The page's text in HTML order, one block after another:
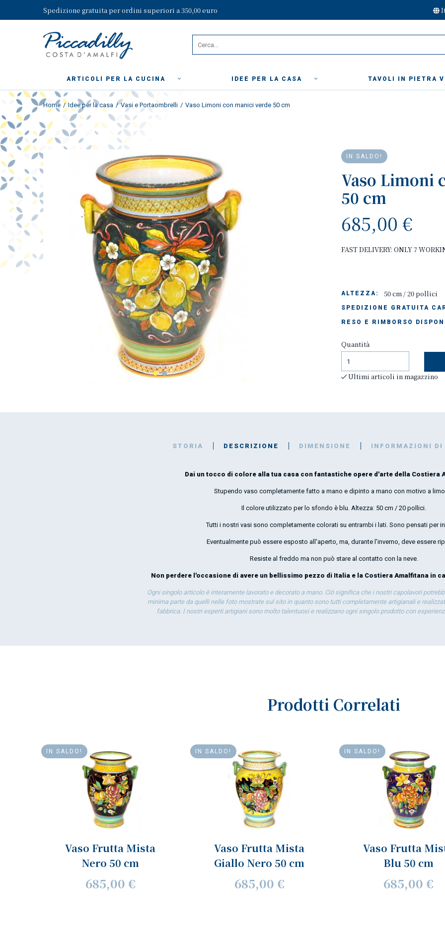
Spedizione gratuita per ordini superiori a 350,00 euro
ARTICOLI PER LA CUCINA IDEE PER LA CASA TAVOLI IN PIETRA
Home Idee per la casa Vasi e Portaombrelli Vaso Limoni con manici verde 50 cm
IN SALDO!
Vaso Limoni
50 cm
685,00 €
FAST DELIVERY: ONLY 7
ALTEZZA: 50 cm / 20 pollici
SPEDIZIONE GRATUITA
RESO E RIMBORSO
Quantità
Ultimi articoli in magazzino
STORIA DESCRIZIONE DIMENSIONE INFORMAZIONI DI
Dai un tocco di colore alla tua casa con fantastiche opere d'arte della Costiera
Stupendo vaso completamente fatto a mano e dipinto a mano con motivo a
Il colore utilizzato per lo sfondo è blu. Altezza: 50 cm / 20 pollici.
Tutti i nostri vasi sono completamente colorati su entrambi i lati. Sono pensati per
Eventualmente può essere esposto all'aperto, ma, durante l'inverno, deve essere
Resiste al freddo ma non può stare al contatto con la neve.
Non perdere l'occasione di avere un bellissimo pezzo di Italia e la Costiera Amalfitana in
Ogni singolo articolo è interamente lavorato e decorato a mano. Ciò significa che i nostri capolavori
minima parte da quelli nelle foto mostrate sul sito in quanto sono tutti completamente artigianali e
fabbrica. I nostri esperti artigiani sono molto talentuosi e realizzano ogni singolo prodotto con
Prodotti Correlati
IN SALDO!
Vaso Frutta Mista
Nero 50 cm
685,00 €
IN SALDO!
Vaso Frutta Mista
Giallo Nero 50 cm
685,00 €
IN SALDO!
Vaso Frutta
Blu 50 cm
685,00 €